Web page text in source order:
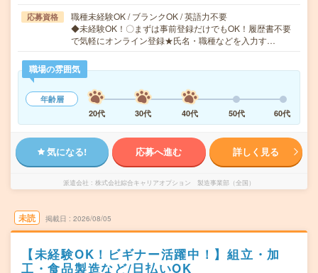
応募資格
職種未経験OK / ブランクOK / 英語力不要
◆未経験OK！〇まずは事前登録だけでもOK！履歴書不要
で気軽にオンライン登録★氏名・職種などを入力す…
職場の雰囲気
年齢層
20代
30代 40代 50代 60代
気になる! 応募へ進む 詳しく見る
派遣会社 株式会社綜合キャリアオプション 製造事業部（全国）
未読 掲載日 2026/08/05
【未経験OK！ビギナー活躍中！】組立・加
工・食品製造など/日払いOK